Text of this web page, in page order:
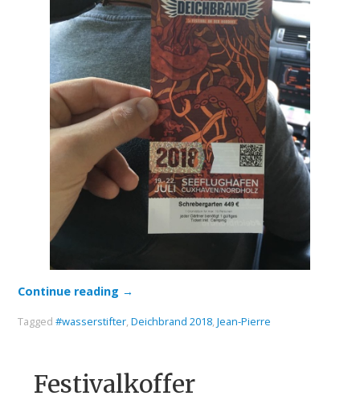
Continue reading →
Tagged #wasserstifter, Deichbrand 2018, Jean-Pierre
Festivalkoffer